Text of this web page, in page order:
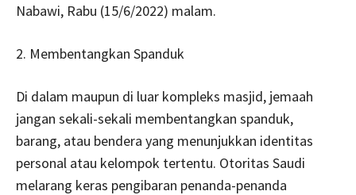
Nabawi, Rabu (15/6/2022) malam.
2. Membentangkan Spanduk
Di dalam maupun di luar kompleks masjid, jemaah
jangan sekali-sekali membentangkan spanduk,
barang, atau bendera yang menunjukkan identitas
personal atau kelompok tertentu. Otoritas Saudi
melarang keras pengibaran penanda-penanda